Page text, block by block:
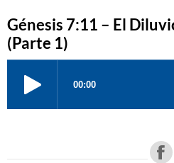
Génesis 7:11 – El
(Parte 1)